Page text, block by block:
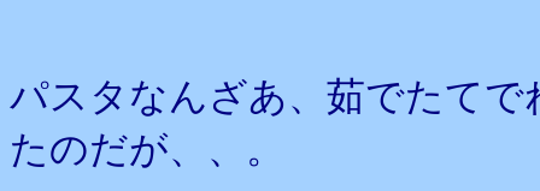
パスタなんざあ、茹でたて
たのだが、、。